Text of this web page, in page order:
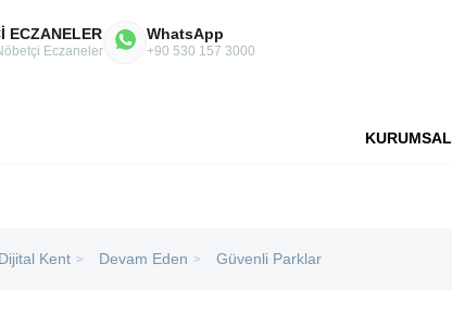
ECZANELER
Eczaneler
WhatsApp
+90 530 157 3000
KURUMSAL
Kent > Devam Eden > Güvenli Parklar